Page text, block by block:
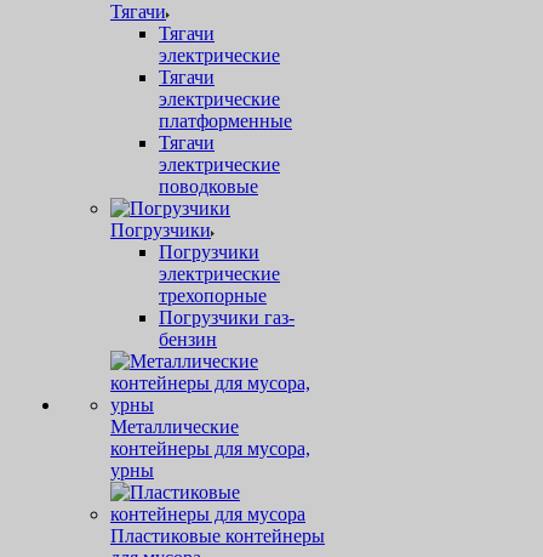
Тягачи
Тягачи
электрические
Тягачи
электрические
платформенные
Тягачи
электрические
поводковые
Погрузчики
Погрузчики
электрические
трехопорные
Погрузчики газ-
бензин
Металлические
контейнеры для мусора,
урны
Пластиковые контейнеры